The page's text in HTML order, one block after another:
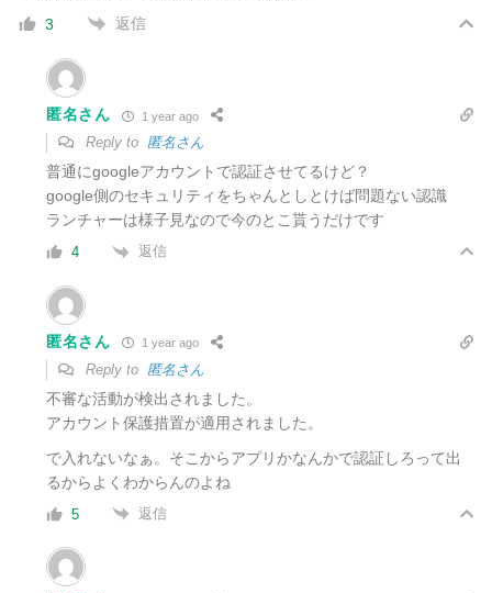
3 返信
匿名さん 1 year ago
Reply to 匿名さん
普通にgoogleアカウントで認証させてるけど？
google側のセキュリティをちゃんとしとけば問題ない認識
ランチャーは様子見なので今のとこ貰うだけです
4 返信
匿名さん 1 year ago
Reply to 匿名さん
不審な活動が検出されました。
アカウント保護措置が適用されました。
で入れないなぁ。そこからアプリかなんかで認証しろって出
るからよくわからんのよね
5 返信